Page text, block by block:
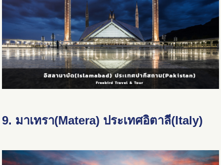
9. มาเทรา(Matera) ประเทศอิตาลี(Italy)